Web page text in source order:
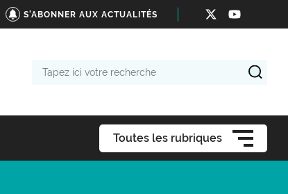
S'ABONNER AUX ACTUALITÉS
Toutes les rubriques